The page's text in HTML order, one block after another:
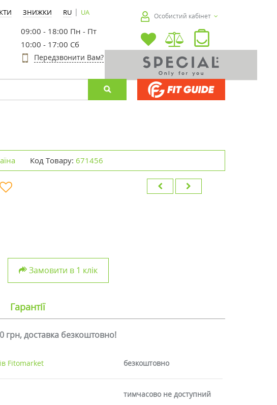
ЗНИЖКИ RU | UA
09:00 - 18:00 Пн - Пт
10:00 - 17:00 Сб
Передзвонити Вам?
Особистий кабінет
Код Товару: 671456
Замовити в 1 клік
Гарантії
грн, доставка безкоштовно!
Fitomarket безкоштовно
тимчасово не доступний